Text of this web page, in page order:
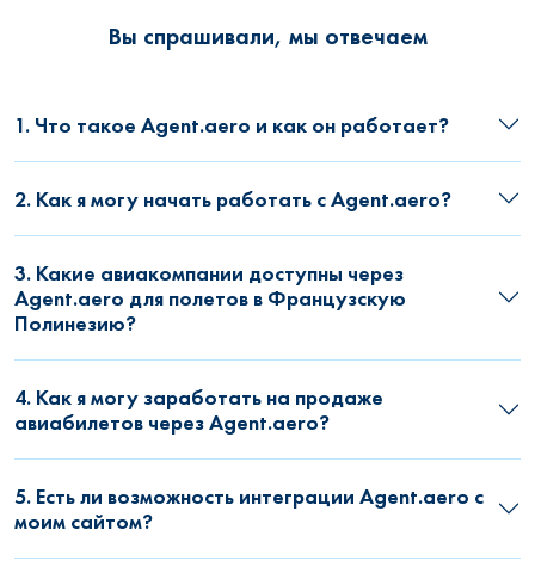
Вы спрашивали, мы отвечаем
1. Что такое Agent.aero и как он работает?
2. Как я могу начать работать с Agent.aero?
3. Какие авиакомпании доступны через
Agent.aero для полетов в Французскую
Полинезию?
4. Как я могу заработать на продаже
авиабилетов через Agent.aero?
5. Есть ли возможность интеграции Agent.aero с
моим сайтом?